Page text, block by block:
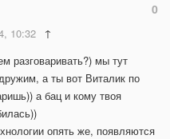
10:32 ↑
0
разговаривать?) мы тут
а ты вот Виталик по
а бац и кому твоя
опять же, появляются